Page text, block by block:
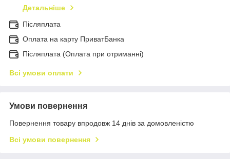
Детальніше
Післяплата
Оплата на карту ПриватБанка
Післяплата (Оплата при отриманні)
Всі умови оплати
Умови повернення
Повернення товару впродовж 14 днів за домовленістю
Всі умови повернення